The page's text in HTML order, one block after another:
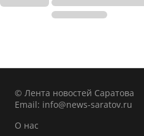
© Лента новостей Саратова
Email: info@news-saratov.ru
О нас